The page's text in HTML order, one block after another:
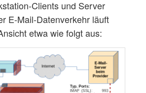
Clients und Server
E-Mail-Datenverkehr läuft
etwa wie folgt aus: